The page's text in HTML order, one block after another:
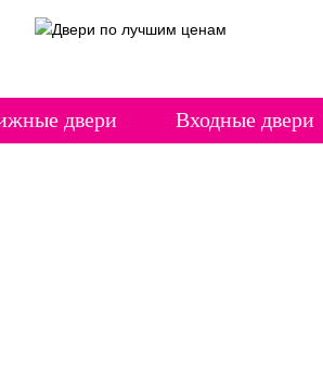
двери Входные двери